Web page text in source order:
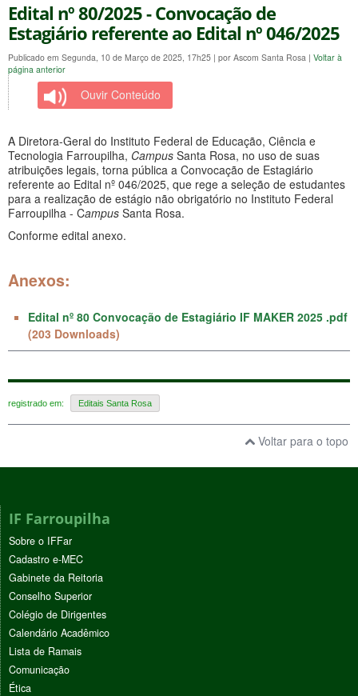
Edital nº 80/2025 - Convocação de
Estagiário referente ao Edital nº 046/2025
Publicado em Segunda, 10 de Março de 2025, 17h25 | por Ascom Santa Rosa | Voltar à
página anterior
Ouvir Conteúdo
A Diretora-Geral do Instituto Federal de Educação, Ciência e
Tecnologia Farroupilha, Campus Santa Rosa, no uso de suas
atribuições legais, torna pública a Convocação de Estagiário
referente ao Edital nº 046/2025, que rege a seleção de estudantes
para a realização de estágio não obrigatório no Instituto Federal
Farroupilha - Campus Santa Rosa.
Conforme edital anexo.
Anexos:
Edital nº 80 Convocação de Estagiário IF MAKER 2025 .pdf
(203 Downloads)
registrado em: Editais Santa Rosa
Voltar para o topo
IF Farroupilha
Sobre o IFFar
Cadastro e-MEC
Gabinete da Reitoria
Conselho Superior
Colégio de Dirigentes
Calendário Acadêmico
Lista de Ramais
Comunicação
Ética